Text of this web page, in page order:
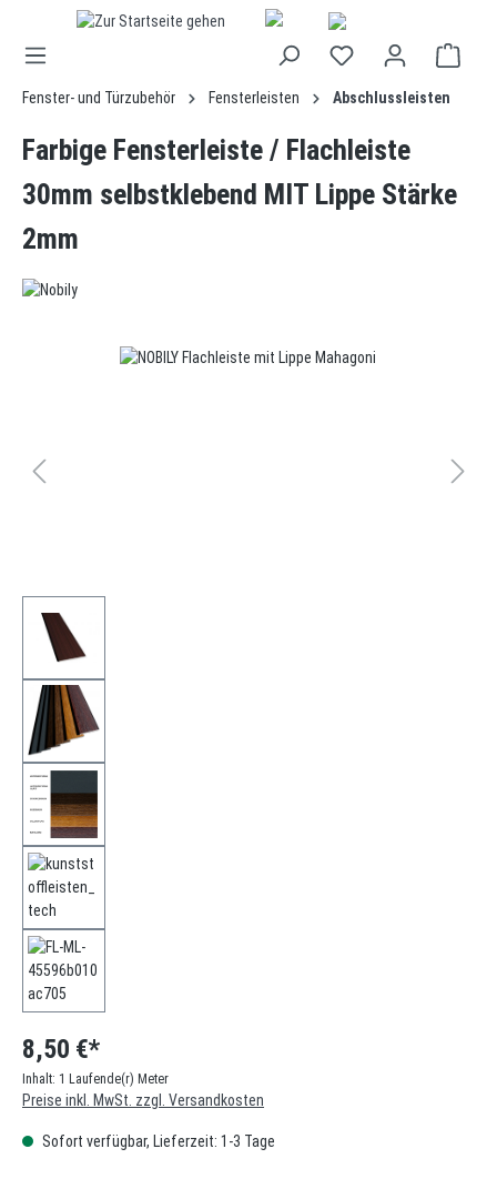
springen
Fenster- und Türzubehör Fensterleisten Abschlussleisten
Farbige Fensterleiste / Flachleiste
30mm selbstklebend MIT Lippe Stärke
2mm
Bildergalerie überspringen
8,50 €*
Inhalt: 1 Laufende(r) Meter
Preise inkl. MwSt. zzgl. Versandkosten
Sofort verfügbar, Lieferzeit: 1-3 Tage